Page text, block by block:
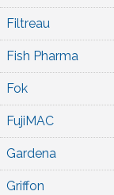
Filtreau
Fish Pharma
Fok
FujiMAC
Gardena
Griffon